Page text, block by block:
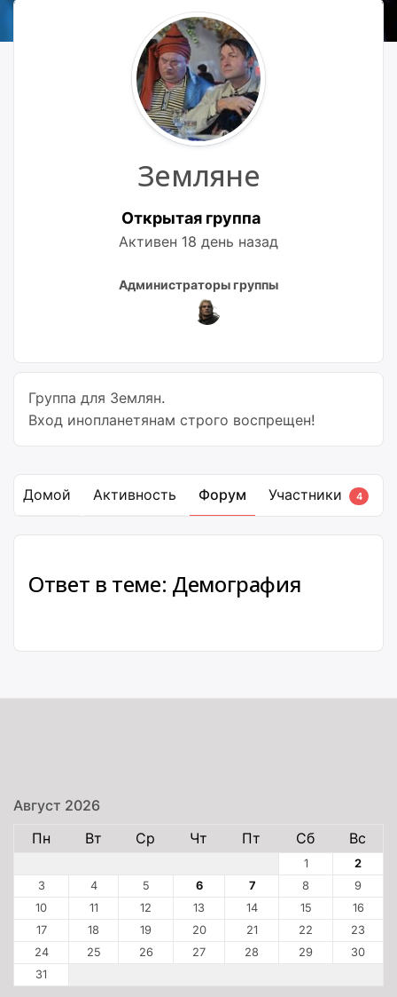
Земляне
Открытая группа
Активен 18 день назад
ЛидерыАдминистраторы группы
Группа для Землян.
Вход инопланетянам строго воспрещен!
Домой Активность Форум Участники 4
Ответ в теме: Демография
Август 2026
Пн
Вт Ср Чт Пт Сб Вс
1
2
3
4 5 6 7 8
9
10
11 12 13 14 15
16
17
18 19 20 21 22
23
24
25 26 27 28 29
30
31